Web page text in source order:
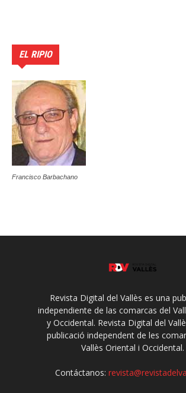
EL RIPIO
Francisco Barbachano
Revista Digital del Vallès es una
independiente de las comarcas del
y Occidental. Revista Digital del
publicació independent de les
Vallès Oriental i Occidental.
Contáctanos: